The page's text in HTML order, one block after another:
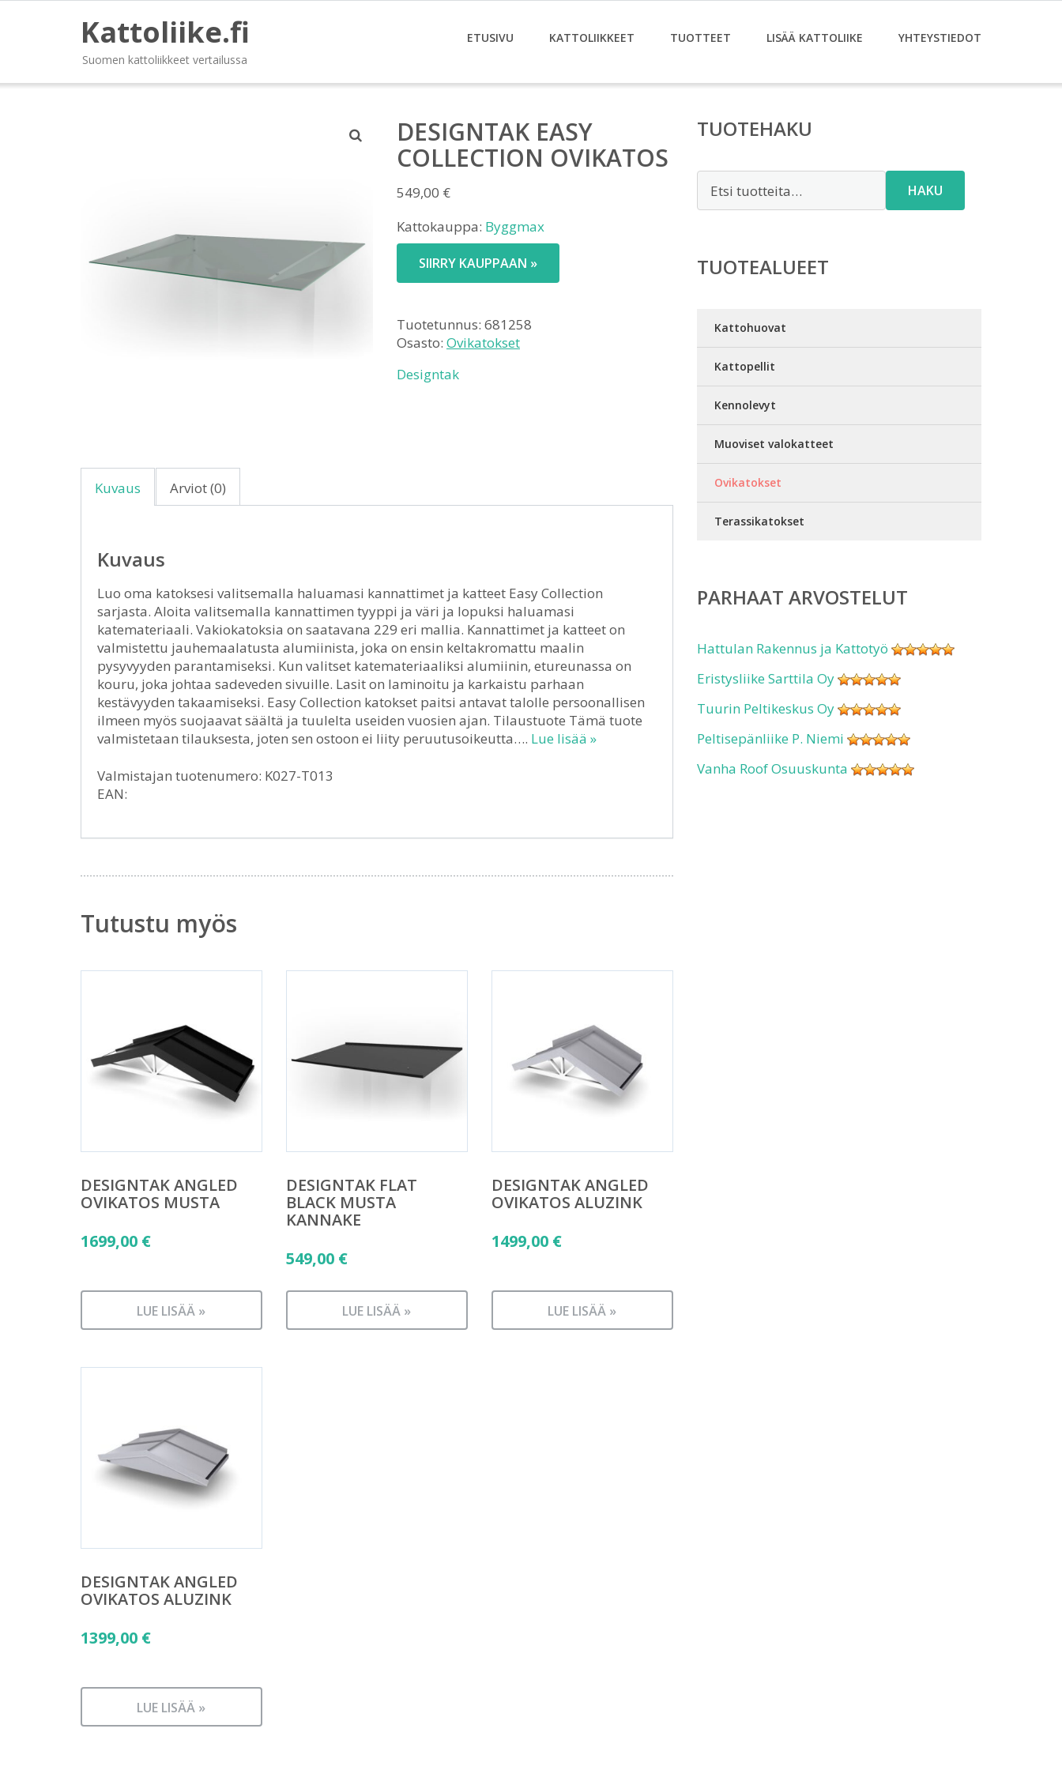
Kattoliike.fi
Suomen kattoliikkeet vertailussa
ETUSIVU KATTOLIIKKEET TUOTTEET LISÄÄ KATTOLIIKE YHTEYSTIEDOT
DESIGNTAK EASY
COLLECTION OVIKATOS
549,00 €
Kattokauppa: Byggmax
SIIRRY KAUPPAAN »
Tuotetunnus: 681258
Osasto: Ovikatokset
Designtak
Kuvaus Arviot (0)
Kuvaus
Luo oma katoksesi valitsemalla haluamasi kannattimet ja katteet Easy Collection
sarjasta. Aloita valitsemalla kannattimen tyyppi ja väri ja lopuksi haluamasi
katemateriaali. Vakiokatoksia on saatavana 229 eri mallia. Kannattimet ja katteet on
valmistettu jauhemaalatusta alumiinista, joka on ensin keltakromattu maalin
pysyvyyden parantamiseksi. Kun valitset katemateriaaliksi alumiinin, etureunassa on
kouru, joka johtaa sadeveden sivuille. Lasit on laminoitu ja karkaistu parhaan
kestävyyden takaamiseksi. Easy Collection katokset paitsi antavat talolle persoonallisen
ilmeen myös suojaavat säältä ja tuulelta useiden vuosien ajan. Tilaustuote Tämä tuote
valmistetaan tilauksesta, joten sen ostoon ei liity peruutusoikeutta…. Lue lisää »
Valmistajan tuotenumero: K027-T013
EAN:
Tutustu myös
DESIGNTAK ANGLED
OVIKATOS MUSTA
1699,00 €
LUE LISÄÄ »
DESIGNTAK FLAT
BLACK MUSTA
KANNAKE
549,00 €
LUE LISÄÄ »
DESIGNTAK ANGLED
OVIKATOS ALUZINK
1499,00 €
LUE LISÄÄ »
DESIGNTAK ANGLED
OVIKATOS ALUZINK
1399,00 €
LUE LISÄÄ »
TUOTEHAKU
HAKU
TUOTEALUEET
Kattohuovat
Kattopellit
Kennolevyt
Muoviset valokatteet
Ovikatokset
Terassikatokset
PARHAAT ARVOSTELUT
Hattulan Rakennus ja Kattotyö
Eristysliike Sarttila Oy
Tuurin Peltikeskus Oy
Peltisepänliike P. Niemi
Vanha Roof Osuuskunta